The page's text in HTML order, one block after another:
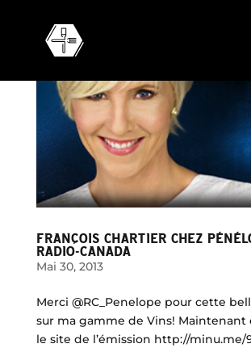
FRANÇOIS CHARTIER CHEZ
RADIO-CANADA
Mai 30, 2013
Merci @RC_Penelope pour cette
sur ma gamme de Vins! Maintenant
le site de l’émission http://minu.me/